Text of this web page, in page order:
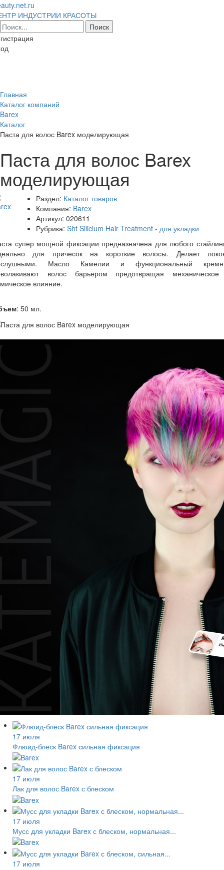
ИНДУСТРИИ КРАСОТЫ
Главная
Каталог компаний
Barex
Каталог
Паста для волос Barex моделирующая
Паста для волос Barex
моделирующая
Раздел: Каталог товаров
Компания: Barex
Артикул: 020611
Рубрика: Sht Silicium Hair Treatment - для укладки
супер мощной фиксации предназначена для любого
для причесок на короткие волосы. Делает
Масло Камелии и функциональный
волос барьером предотвращая
влияние.
: 50 мл.
17 июля
Флюид-блеск Barex сильная фиксация
17 июля
Лак для волос Barex с блеском
17 июля
Мусс для укладки Barex с блеском, нормальная...
17 июля